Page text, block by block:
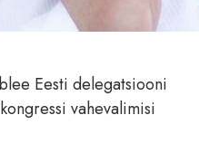
Eesti delegatsiooni
vahevalimisi